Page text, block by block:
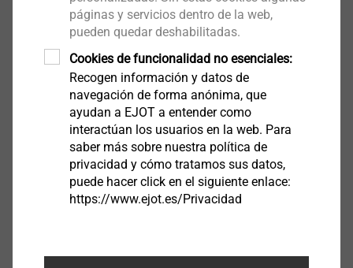
technología medíca
Mostrar
tecnología de transmisión y
recepción
Mostrar
páginas y servicios dentro de la web,
pueden quedar deshabilitadas.
Cookies de funcionalidad no esenciales:
Recogen información y datos de
navegación de forma anónima, que
ayudan a EJOT a entender como
interactúan los usuarios en la web. Para
saber más sobre nuestra política de
privacidad y cómo tratamos sus datos,
puede hacer click en el siguiente enlace:
https://www.ejot.es/Privacidad